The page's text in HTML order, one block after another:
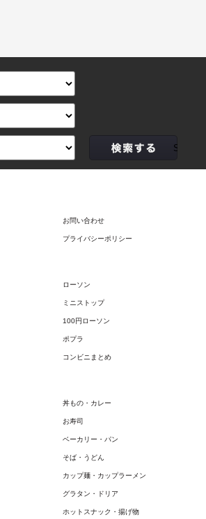
お問い合わせ
プライバシーポリシー
ローソン
ミニストップ
100円ローソン
ポプラ
コンビニまとめ
丼もの・カレー
お寿司
ベーカリー・パン
そば・うどん
カップ麺・カップラーメン
グラタン・ドリア
ホットスナック・揚げ物